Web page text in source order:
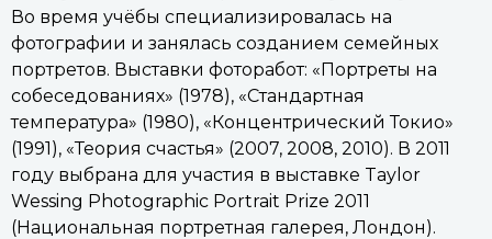
Во время учёбы специализировалась на
фотографии и занялась созданием семейных
портретов. Выставки фоторабот: «Портреты на
собеседованиях» (1978), «Стандартная
температура» (1980), «Концентрический Токио»
(1991), «Теория счастья» (2007, 2008, 2010). В 2011
году выбрана для участия в выставке Taylor
Wessing Photographic Portrait Prize 2011
(Национальная портретная галерея, Лондон).